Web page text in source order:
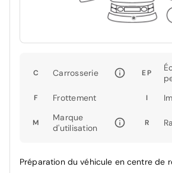
C Carrosserie EP
F Frottement I
M
Marque
d'utilisation
R
Préparation du véhicule en centre de